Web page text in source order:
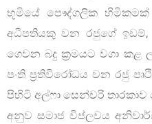
භූමියේ පෞද්ගලික
අධිපතියකු වන රජුගේ
ගෙවන බදු ක්‍රමයට වගා කළ
පංති ප්‍රතිවිරෝධය වන රජු
පිහිටි අල්ෆා සෙන්චරි තාරකාව
අනුව සමාජ විප්ලවය